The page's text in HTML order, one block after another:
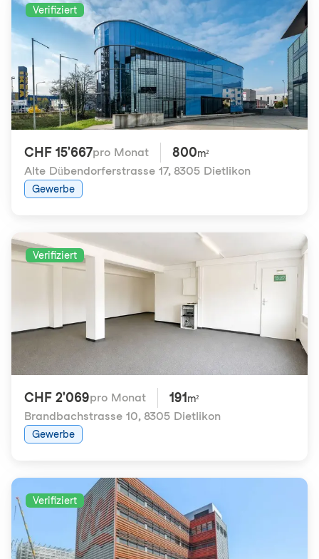
Verifiziert
CHF 15'667pro Monat 800m²
Alte Dübendorferstrasse 17, 8305 Dietlikon
Gewerbe
Verifiziert
CHF 2'069pro Monat 191 m²
Brandbachstrasse 10, 8305 Dietlikon
Gewerbe
Verifiziert